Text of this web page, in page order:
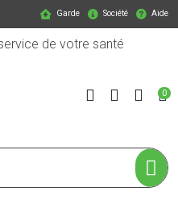
Garde Société Aide
de votre santé
en ligne à votre service
0